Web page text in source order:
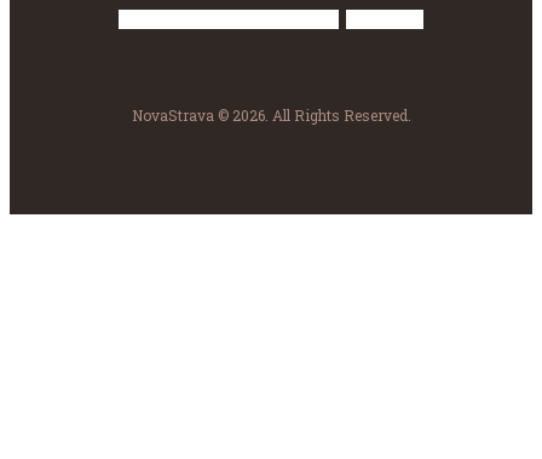
NovaStrava © 2026. All Rights Reserved.